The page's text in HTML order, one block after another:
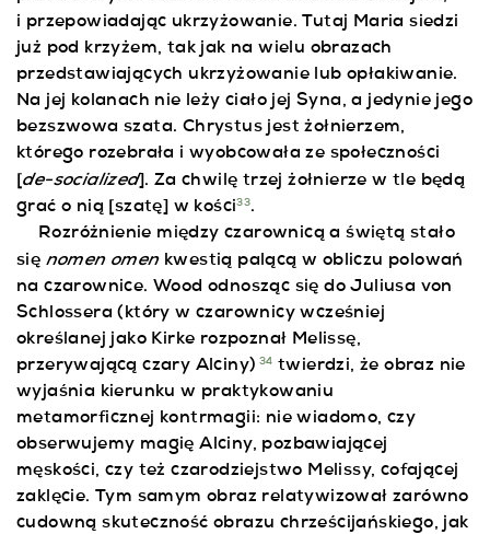
i przepowiadając ukrzyżowanie. Tutaj Maria siedzi
już pod krzyżem, tak jak na wielu obrazach
przedstawiających ukrzyżowanie lub opłakiwanie.
Na jej kolanach nie leży ciało jej Syna, a jedynie jego
bezszwowa szata. Chrystus jest żołnierzem,
którego rozebrała i wyobcowała ze społeczności
de-socialized]. Za chwilę trzej żołnierze w tle będą
grać o nią [szatę] w kości33.
Rozróżnienie między czarownicą a świętą stało
się nomen omenkwestią palącą w obliczu polowań
na czarownice. Wood odnosząc się do Juliusa von
Schlossera (który w czarownicy wcześniej
określanej jako Kirke rozpoznał Melissę,
przerywającą czary Alciny) 34 twierdzi, że obraz nie
wyjaśnia kierunku w praktykowaniu
metamorficznej kontrmagii: nie wiadomo, czy
obserwujemy magię Alciny, pozbawiającej
męskości, czy też czarodziejstwo Melissy, cofającej
zaklęcie. Tym samym obraz relatywizował zarówno
cudowną skuteczność obrazu chrześcijańskiego, jak